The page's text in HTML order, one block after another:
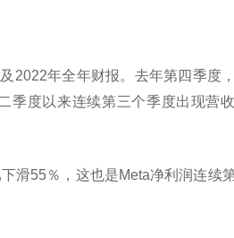
2022年全年财报。去年第四季度
季度以来连续第三个季度出现营
滑55％，这也是Meta净利润连续